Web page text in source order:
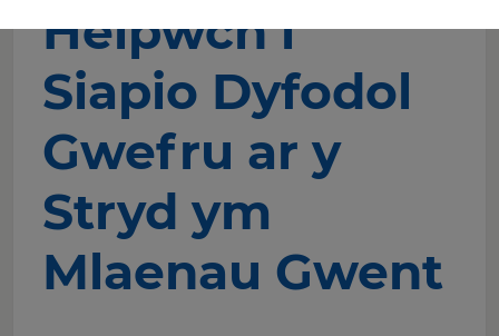
Helpwch i
Siapio Dyfodol
Gwefru ar y
Stryd ym
Mlaenau Gwent